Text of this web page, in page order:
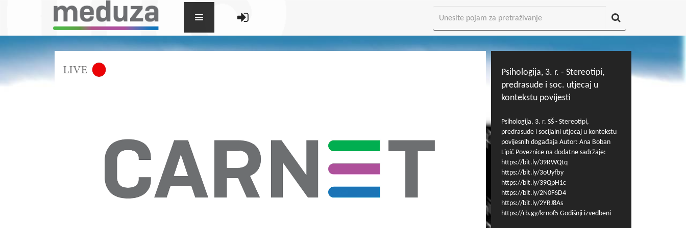
Psihologija, 3. r. - Stereotipi,
predrasude i soc. utjecaj u
kontekstu povijesti
Psihologija, 3. r. SŠ - Stereotipi,
predrasude i socijalni utjecaj u kontekstu
povijesnih događaja Autor: Ana Boban
Lipić Poveznice na dodatne sadržaje:
https://bit.ly/39RWQtq
https://bit.ly/3oUyfby
https://bit.ly/39QpH1c
https://bit.ly/2N0F6D4
https://bit.ly/2YRJ8As
https://rb.gy/krnof5 Godišnji izvedbeni